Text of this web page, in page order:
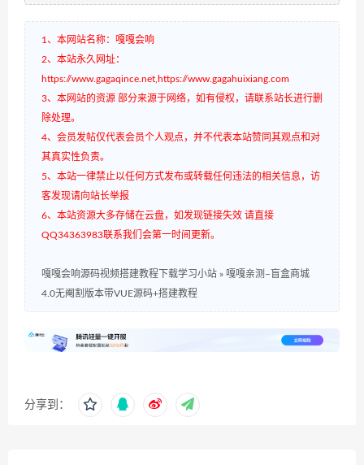
1、本网站名称：嘎嘎会响
2、本站永久网址：
https://www.gagaqince.net,https://www.gagahuixiang.com
3、本网站的资源 部分来源于网络，如有侵权，请联系站长进行删
除处理。
4、会员发帖仅代表会员个人观点，并不代表本站赞同其观点和对
其真实性负责。
5、本站一律禁止以任何方式发布或转载任何违法的相关信息，访
客发现请向站长举报
6、本站资源大多存储在云盘，如发现链接失效 请直接
QQ34363983联系我们会第一时间更新。
嘎嘎会响源码视频搭建教程下载学习小站 » 嘎嘎亲测–盲盒商城
4.0无阉割版本带VUE源码+搭建教程
分享到：